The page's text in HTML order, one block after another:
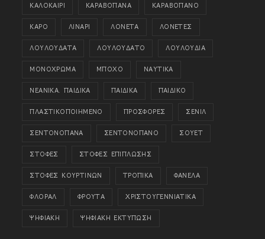
ΚΑΛΟΚΑΙΡΙ ΚΑΡΑΒΟΠΑΝΑ ΚΑΡΑΒΟΠΑΝΟ
ΚΑΡΟ ΛΙΝΑΡΙ ΛΟΝΕΤΑ ΛΟΝΕΤΕΣ
ΛΟΥΛΟΥΔΑΤΑ ΛΟΥΛΟΥΔΑΤΟ ΛΟΥΛΟΥΔΙΑ
ΜΟΝΟΧΡΩΜΑ ΜΠΟΧΟ ΝΑΥΤΙΚΑ
ΝΕΑΝΙΚΑ. ΠΑΙΔΙΚΑ ΠΑΙΔΙΚΑ ΠΑΙΔΙΚΟ
ΠΛΑΣΤΙΚΟΠΟΙΗΜΕΝΟ ΠΡΟΣΦΟΡΕΣ ΣΕΝΙΛ
ΣΕΝΤΟΝΟΠΑΝΑ ΣΕΝΤΟΝΟΠΑΝΟ ΣΟΥΕΤ
ΣΤΟΦΕΣ ΣΤΟΦΕΣ ΕΠΙΠΛΩΣΗΣ
ΣΤΟΦΕΣ ΚΟΥΡΤΙΝΩΝ ΤΡΟΠΙΚΑ ΦΑΝΕΛΑ
ΦΛΟΡΑΛ ΦΡΟΥΤΑ ΧΡΙΣΤΟΥΓΕΝΝΙΑΤΙΚΑ
ΨΗΦΙΑΚΗ ΨΗΦΙΑΚΗ ΕΚΤΥΠΩΣΗ